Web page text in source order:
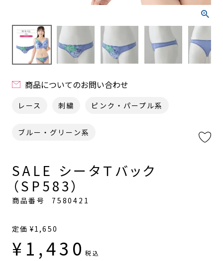
商品についてのお問い合わせ
レース 刺繍 ピンク・パープル系
ブルー・グリーン系
SALE シータＴバック
（SP583）
商品番号 7580421
定価 ¥1,650
¥ 1,430 税込